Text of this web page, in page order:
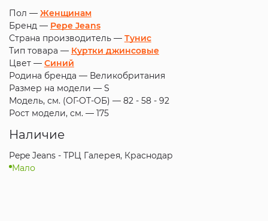
Пол — Женщинам
Бренд — Pepe Jeans
Страна производитель — Тунис
Тип товара — Куртки джинсовые
Цвет — Синий
Родина бренда — Великобритания
Размер на модели — S
Модель, см. (ОГ-ОТ-ОБ) — 82 - 58 - 92
Рост модели, см. — 175
Наличие
Pepe Jeans - ТРЦ Галерея, Краснодар
Мало